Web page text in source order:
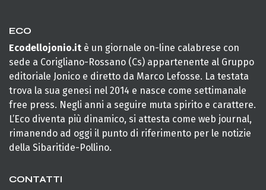
ECO
Ecodellojonio.it è un giornale on-line calabrese con
sede a Corigliano-Rossano (Cs) appartenente al Gruppo
editoriale Jonico e diretto da Marco Lefosse. La testata
trova la sua genesi nel 2014 e nasce come settimanale
free press. Negli anni a seguire muta spirito e carattere.
L’Eco diventa più dinamico, si attesta come web journal,
rimanendo ad oggi il punto di riferimento per le notizie
della Sibaritide-Pollino.
CONTATTI